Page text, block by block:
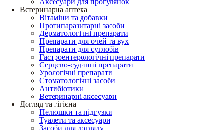
Аксесуари для прогулянок
Ветеринарна аптека
Вітаміни та добавки
Протипаразитарні засоби
Дерматологічні препарати
Препарати для очей та вух
Препарати для суглобів
Гастроентерологічні препарати
Серцево-судинні препарати
Урологічні препарати
Стоматологічні засоби
Антибіотики
Ветеринарні аксесуари
Догляд та гігієна
Пелюшки та підгузки
Туалети та аксесуари
Засоби для догляду